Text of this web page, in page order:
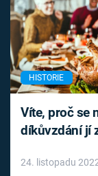
HISTORIE
Víte, proč se
díkůvzdání jí
24. listopadu